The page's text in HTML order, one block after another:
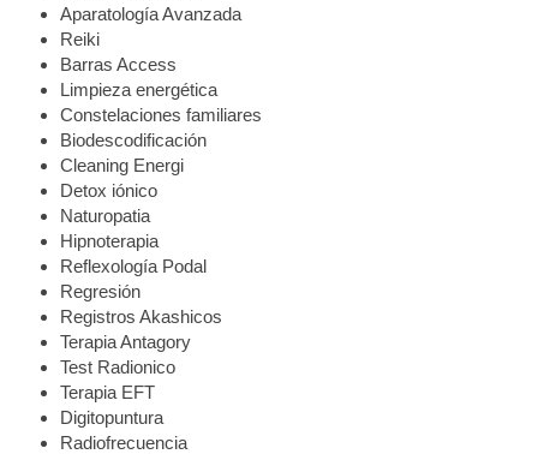
Aparatología Avanzada
Reiki
Barras Access
Limpieza energética
Constelaciones familiares
Biodescodificación
Cleaning Energi
Detox iónico
Naturopatia
Hipnoterapia
Reflexología Podal
Regresión
Registros Akashicos
Terapia Antagory
Test Radionico
Terapia EFT
Digitopuntura
Radiofrecuencia